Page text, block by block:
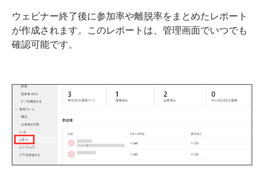
ウェビナー終了後に参加率や離脱率をまとめたレポート
が作成されます。このレポートは、管理画面でいつでも
確認可能です。